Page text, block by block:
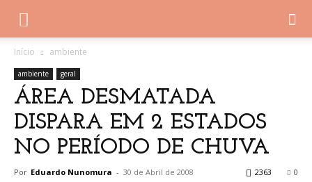
Início ambiente
ambiente geral
ÁREA DESMATADA
DISPARA EM 2 ESTADOS
NO PERÍODO DE CHUVA
Por Eduardo Nunomura - 30 de Abril de 2008 0
2363